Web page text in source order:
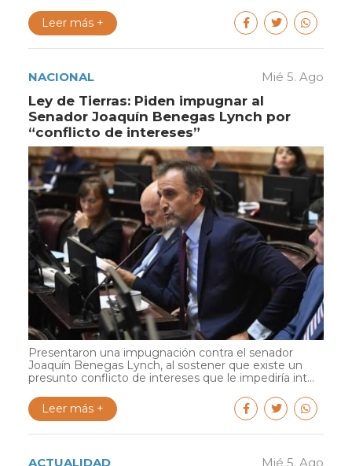
Leer más +
NACIONAL Mié 5. Ago
Ley de Tierras: Piden impugnar al
Senador Joaquín Benegas Lynch por
“conflicto de intereses”
Presentaron una impugnación contra el senador
Joaquín Benegas Lynch, al sostener que existe un
presunto conflicto de intereses que le impediría int...
Leer más +
ACTUALIDAD Mié 5. Ago